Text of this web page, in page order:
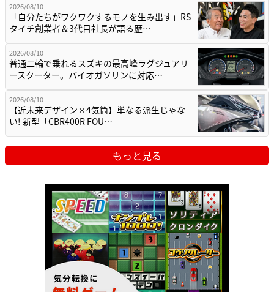
2026/08/10
「自分たちがワクワクするモノを生み出す」RS
タイチ創業者＆3代目社長が語る歴…
2026/08/10
普通二輪で乗れるスズキの最高峰ラグジュアリ
ースクーター。バイオガソリンに対応…
2026/08/10
【近未来デザイン×4気筒】単なる派生じゃな
い! 新型「CBR400R FOU…
もっと見る